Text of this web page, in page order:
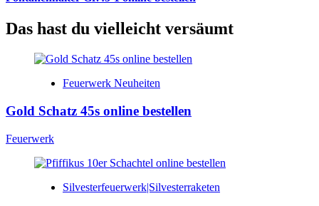
Das hast du vielleicht versäumt
Feuerwerk Neuheiten
Gold Schatz 45s online bestellen
Feuerwerk
Silvesterfeuerwerk|Silvesterraketen